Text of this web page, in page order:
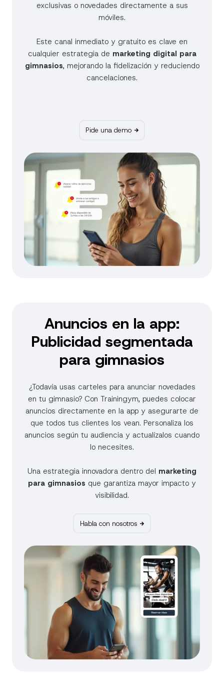
exclusivas o novedades directamente a sus
móviles.
Este canal inmediato y gratuito es clave en
cualquier estrategia de marketing digital para
gimnasios, mejorando la fidelización y reduciendo
cancelaciones.
Pide una demo
Anuncios en la app:
Publicidad segmentada
para gimnasios
¿Todavía usas carteles para anunciar novedades
en tu gimnasio? Con Trainingym, puedes colocar
anuncios directamente en la app y asegurarte de
que todos tus clientes los vean. Personaliza los
anuncios según tu audiencia y actualízalos cuando
lo necesites.
Una estrategia innovadora dentro del marketing
para gimnasios que garantiza mayor impacto y
visibilidad.
Habla con nosotros